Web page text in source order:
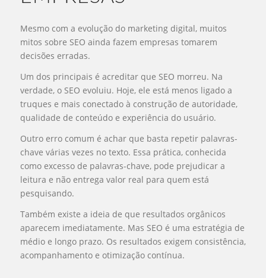
Mesmo com a evolução do marketing digital, muitos
mitos sobre SEO ainda fazem empresas tomarem
decisões erradas.
Um dos principais é acreditar que SEO morreu. Na
verdade, o SEO evoluiu. Hoje, ele está menos ligado a
truques e mais conectado à construção de autoridade,
qualidade de conteúdo e experiência do usuário.
Outro erro comum é achar que basta repetir palavras-
chave várias vezes no texto. Essa prática, conhecida
como excesso de palavras-chave, pode prejudicar a
leitura e não entrega valor real para quem está
pesquisando.
Também existe a ideia de que resultados orgânicos
aparecem imediatamente. Mas SEO é uma estratégia de
médio e longo prazo. Os resultados exigem consistência,
acompanhamento e otimização contínua.